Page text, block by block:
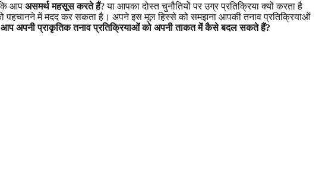
आप असमर्थ महसूस करते हैं? या आपका दोस्त चुनौतियों पर उग्र प्रतिक्रिया क्यों करता है
में मदद कर सकता है। अपने इस मूल हिस्से को समझना आपकी तनाव प्रतिक्रियाओं
आप अपनी प्राकृतिक तनाव प्रतिक्रियाओं को अपनी ताकत में कैसे बदल सकते हैं?